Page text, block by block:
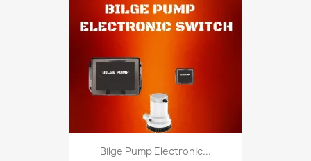
Bilge Pump Electronic...